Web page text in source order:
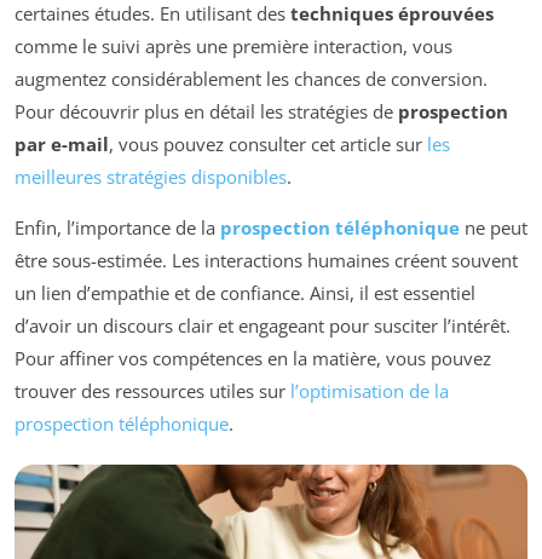
certaines études. En utilisant des techniques éprouvées
comme le suivi après une première interaction, vous
augmentez considérablement les chances de conversion.
Pour découvrir plus en détail les stratégies de prospection
par e-mail, vous pouvez consulter cet article sur les
meilleures stratégies disponibles.
Enfin, l’importance de la prospection téléphonique ne peut
être sous-estimée. Les interactions humaines créent souvent
un lien d’empathie et de confiance. Ainsi, il est essentiel
d’avoir un discours clair et engageant pour susciter l’intérêt.
Pour affiner vos compétences en la matière, vous pouvez
trouver des ressources utiles sur l’optimisation de la
prospection téléphonique.